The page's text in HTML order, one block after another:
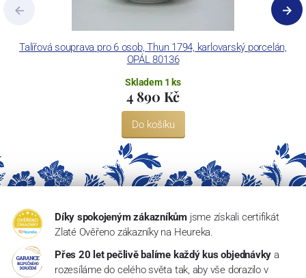
Talířová souprava pro 6 osob, Thun 1794, karlovarský porcelán,
OPÁL 80136
Skladem 1 ks
4 890 Kč
Do košíku
Díky spokojeným zákazníkům jsme získali certifikát
Zlaté Ověřeno zákazníky na Heureka.
Přes 20 let pečlivě balíme každý kus objednávky a
rozesíláme do celého světa tak, aby vše dorazilo v